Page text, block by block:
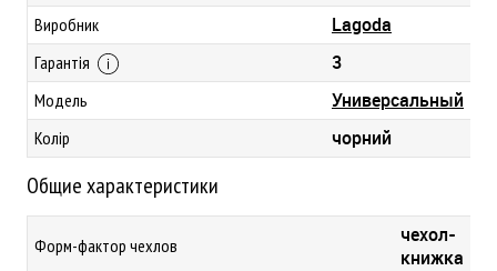
Виробник Lagoda
Гарантія 3
Модель Универсальный
Колір чорний
Общие характеристики
Форм-фактор чехлов
чехол-
книжка